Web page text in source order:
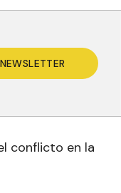
conflicto en la